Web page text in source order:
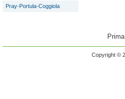
Pray-Portula-Coggiola
Copyright ©